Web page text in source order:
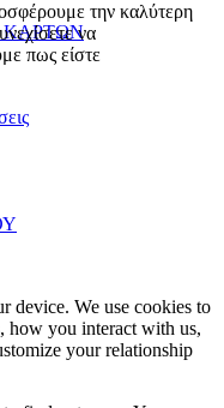
ΚΑΡΤΩΝ
την καλύτερη
να
πως είστε
device. We use cookies to
how you interact with us,
your relationship